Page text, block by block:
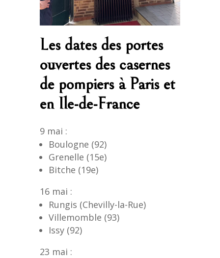
Les dates des portes
ouvertes des casernes
de pompiers à Paris et
en Ile-de-France
9 mai :
Boulogne (92)
Grenelle (15e)
Bitche (19e)
16 mai :
Rungis (Chevilly-la-Rue)
Villemomble (93)
Issy (92)
23 mai :